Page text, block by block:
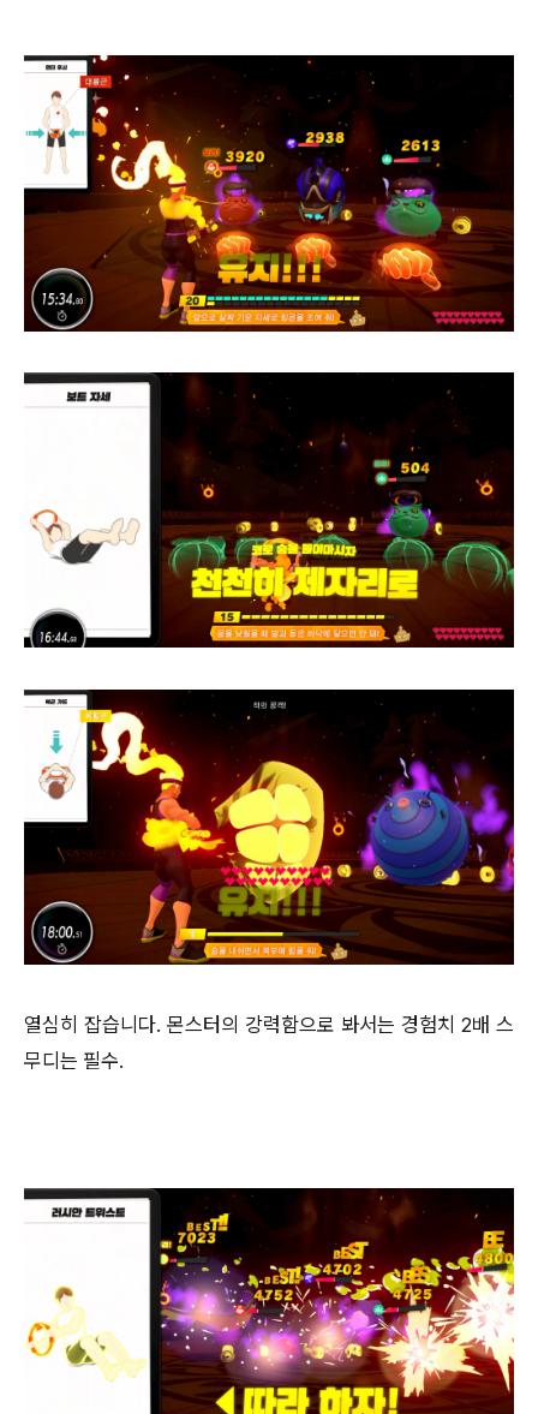
열심히 잡습니다. 몬스터의 강력함으로 봐서는 경험치 2배 스
무디는 필수.